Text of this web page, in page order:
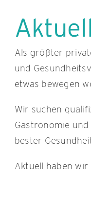
Als größter
und
etwas bewegen
Wir suchen
Gastronomie
bester
Aktuell haben